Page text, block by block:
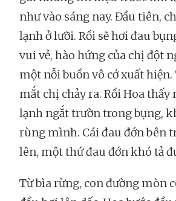
như vào sáng nay. Đầu tiên,
lạnh ở lưỡi. Rồi sẽ hơi đau
vui vẻ, hào hứng của chị đột
một nỗi buồn vô cớ xuất
mắt chị chảy ra. Rồi Hoa thấy
lạnh ngắt trườn trong bụng,
rùng mình. Cái đau đớn bên
lên, một thứ đau đớn khó tả
Từ bìa rừng, con đường mòn